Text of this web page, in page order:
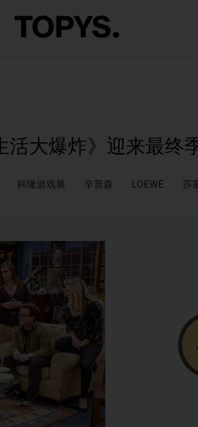
活大爆炸》迎来最终
科隆游戏展 辛普森 LOEWE 苏